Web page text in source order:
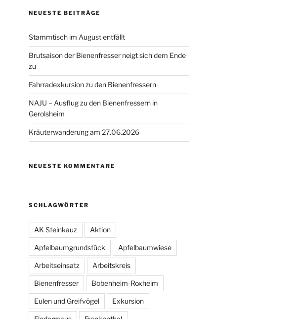
NEUESTE BEITRÄGE
Stammtisch im August entfällt
Brutsaison der Bienenfresser neigt sich dem Ende
zu
Fahrradexkursion zu den Bienenfressern
NAJU – Ausflug zu den Bienenfressern in
Gerolsheim
Kräuterwanderung am 27.06.2026
NEUESTE KOMMENTARE
SCHLAGWÖRTER
AK Steinkauz Aktion
Apfelbaumgrundstück Apfelbaumwiese
Arbeitseinsatz Arbeitskreis
Bienenfresser Bobenheim-Roxheim
Eulen und Greifvögel Exkursion